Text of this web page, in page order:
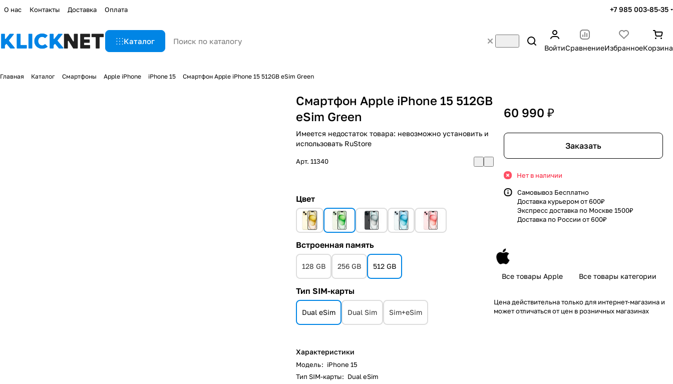
О нас Контакты Доставка Оплата +7 985 003-85-35
Каталог
ВойтиСравнениеИзбранноеКорзина
Главная Каталог Смартфоны Apple iPhone iPhone 15 Смартфон Apple iPhone 15 512GB eSim Green
Смартфон Apple iPhone 15 512GB
eSim Green
Имеется недостаток товара: невозможно установить и
использовать RuStore
Арт.11340
Цвет
Встроенная память
128 GB 256 GB 512 GB
Тип SIM-карты
Dual eSim Dual Sim Sim+eSim
Характеристики
Модель: iPhone 15
Тип SIM-карты: Dual eSim
60 990 ₽
Заказать
Нет в наличии
Самовывоз Бесплатно
Доставка курьером от 600₽
Экспресс доставка по Москве 1500₽
Доставка по России от 600₽
Все товары Apple Все товары категории
Цена действительна только для интернет-магазина и
может отличаться от цен в розничных магазинах